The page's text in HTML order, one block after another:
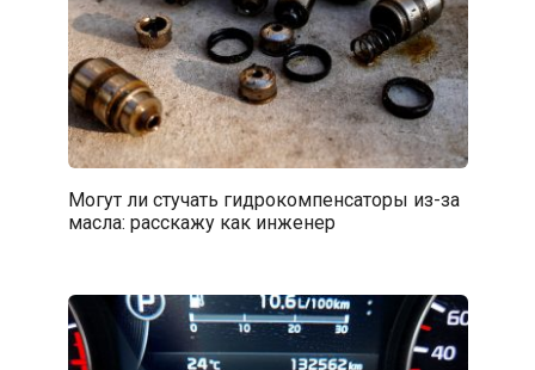
Могут ли стучать гидрокомпенсаторы из-за
масла: расскажу как инженер